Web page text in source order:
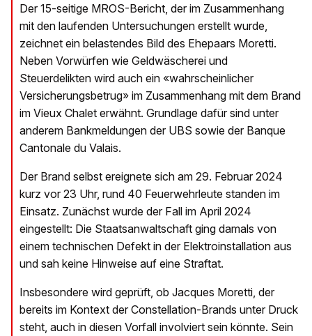
Der 15-seitige MROS-Bericht, der im Zusammenhang
mit den laufenden Untersuchungen erstellt wurde,
zeichnet ein belastendes Bild des Ehepaars Moretti.
Neben Vorwürfen wie Geldwäscherei und
Steuerdelikten wird auch ein «wahrscheinlicher
Versicherungsbetrug» im Zusammenhang mit dem Brand
im Vieux Chalet erwähnt. Grundlage dafür sind unter
anderem Bankmeldungen der UBS sowie der Banque
Cantonale du Valais.
Der Brand selbst ereignete sich am 29. Februar 2024
kurz vor 23 Uhr, rund 40 Feuerwehrleute standen im
Einsatz. Zunächst wurde der Fall im April 2024
eingestellt: Die Staatsanwaltschaft ging damals von
einem technischen Defekt in der Elektroinstallation aus
und sah keine Hinweise auf eine Straftat.
Insbesondere wird geprüft, ob Jacques Moretti, der
bereits im Kontext der Constellation-Brands unter Druck
steht, auch in diesen Vorfall involviert sein könnte. Sein